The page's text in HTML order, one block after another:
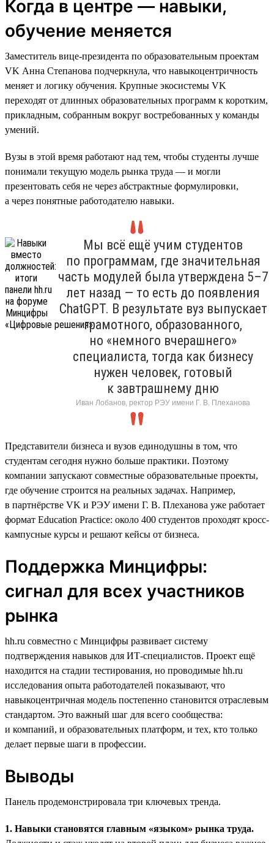
Когда в центре — навыки,
обучение меняется
Заместитель вице-президента по образовательным проектам
VK Анна Степанова подчеркнула, что навыкоцентричность
меняет и логику обучения. Крупные экосистемы VK
переходят от длинных образовательных программ к коротким,
прикладным, собранным вокруг востребованных у команды
умений.
Вузы в этой время работают над тем, чтобы студенты лучше
понимали текущую модель рынка труда — и могли
презентовать себя не через абстрактные формулировки,
а через понятные работодателю навыки.
Мы всё ещё учим студентов
по программам, где значительная
часть модулей была утверждена 5–7
лет назад — то есть до появления
ChatGPT. В результате вуз выпускает
грамотного, образованного,
но «немного вчерашнего»
специалиста, тогда как бизнесу
нужен человек, готовый
к завтрашнему дню
Иван Лобанов, ректор РЭУ имени Г. В. Плеханова
Представители бизнеса и вузов единодушны в том, что
студентам сегодня нужно больше практики. Поэтому
компании запускают совместные образовательные проекты,
где обучение строится на реальных задачах. Например,
в партнёрстве VK и РЭУ имени Г. В. Плеханова уже работает
формат Education Practice: около 400 студентов проходят кросс-
кампусные курсы и решают кейсы от бизнеса.
Поддержка Минцифры:
сигнал для всех участников
рынка
hh.ru совместно с Минцифры развивает систему
подтверждения навыков для ИТ-специалистов. Проект ещё
находится на стадии тестирования, но проводимые hh.ru
исследования опыта работодателей показывают, что
навыкоцентричная модель постепенно становится отраслевым
стандартом. Это важный шаг для всего сообщества:
и компаний, и образовательных платформ, и тех, кто только
делает первые шаги в профессии.
Выводы
Панель продемонстрировала три ключевых тренда.
1. Навыки становятся главным «языком» рынка труда.